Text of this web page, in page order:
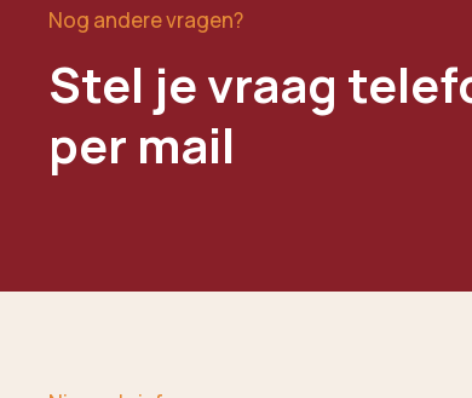
Nog andere vragen?
Stel je vraag
per mail